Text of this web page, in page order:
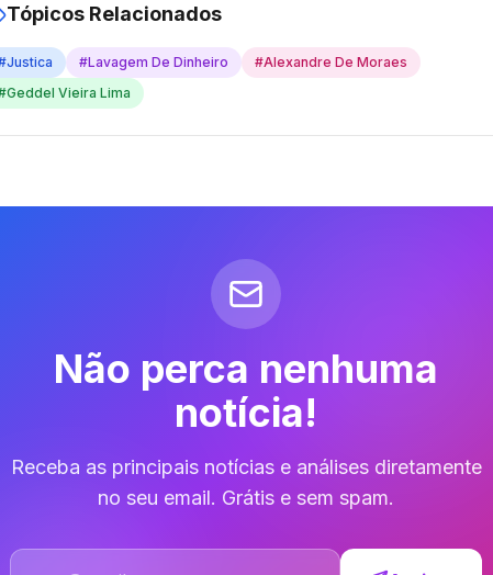
Tópicos Relacionados
Justica #Lavagem De Dinheiro #Alexandre De Moraes
Geddel Vieira Lima
Não perca nenhuma
notícia!
Receba as principais notícias e análises diretamente
no seu email. Grátis e sem spam.
Endereço de email